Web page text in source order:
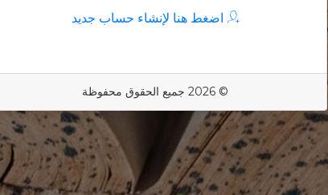
اضغط هنا لإنشاء حساب جديد
© 2026 جميع الحقوق محفوظة